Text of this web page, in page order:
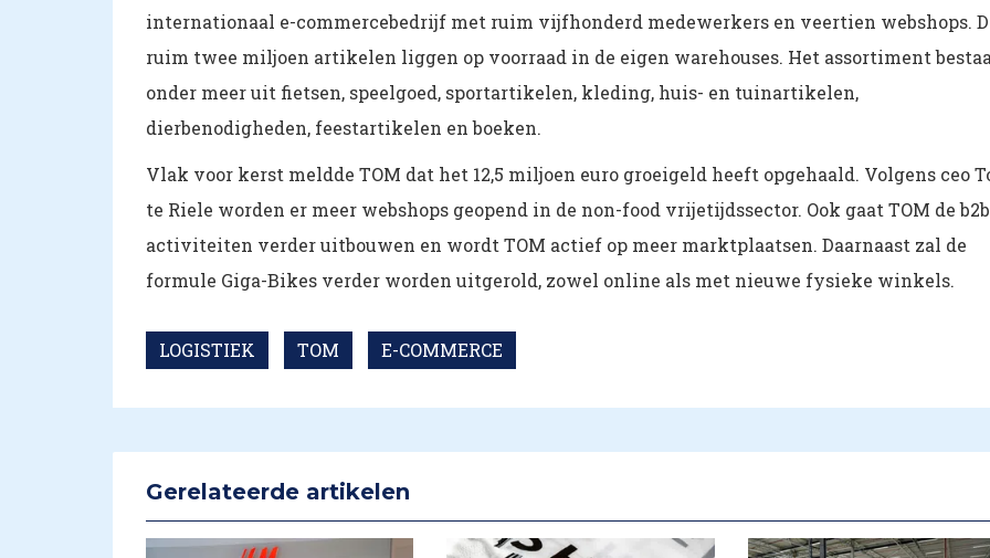
internationaal e-commercebedrijf met ruim vijfhonderd medewerkers en veertien webshops.
ruim twee miljoen artikelen liggen op voorraad in de eigen warehouses. Het assortiment
onder meer uit fietsen, speelgoed, sportartikelen, kleding, huis- en tuinartikelen,
dierbenodigheden, feestartikelen en boeken.
Vlak voor kerst meldde TOM dat het 12,5 miljoen euro groeigeld heeft opgehaald. Volgens ceo
te Riele worden er meer webshops geopend in de non-food vrijetijdssector. Ook gaat TOM de
activiteiten verder uitbouwen en wordt TOM actief op meer marktplaatsen. Daarnaast zal de
formule Giga-Bikes verder worden uitgerold, zowel online als met nieuwe fysieke winkels.
LOGISTIEK TOM E-COMMERCE
Gerelateerde artikelen